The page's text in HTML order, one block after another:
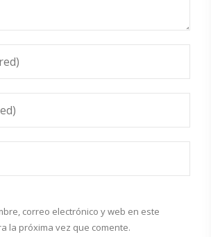
correo electrónico y web en este
la próxima vez que comente.